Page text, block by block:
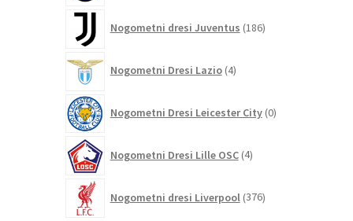
Nogometni dresi Juventus 186izdelkov
Nogometni Dresi Lazio 4izdelki
Nogometni Dresi Leicester City 0izdelkov
Nogometni Dresi Lille OSC 4izdelki
Nogometni dresi Liverpool 376izdelkov